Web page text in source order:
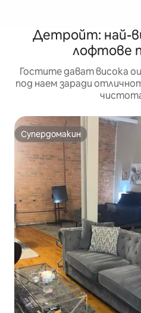
Детройт: най-
лофтове
Гостите дават висока
под наем заради
Супердомакин
Супердомакин